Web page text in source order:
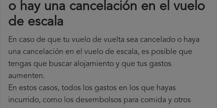
o hay una cancelación en el vuelo
de escala
En caso de que tu vuelo de vuelta sea cancelado o haya
una cancelación en el vuelo de escala, es posible que
tengas que buscar alojamiento y que tus gastos
aumenten.
En estos casos, todos los gastos en los que hayas
incurrido, como los desembolsos para comida y otros